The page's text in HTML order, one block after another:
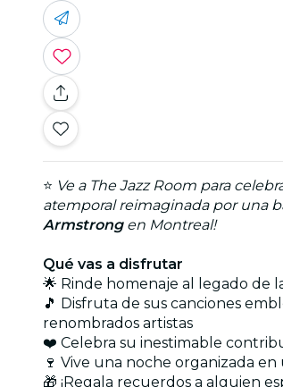
⭐ Ve a The Jazz Room para
atemporal reimaginada por una
Armstrongen Montreal!
Qué vas a disfrutar
🌟 Rinde homenaje al legado de
🎵 Disfruta de sus canciones
renombrados artistas
❤️ Celebra su inestimable
🍷 Vive una noche organizada
🎁 ¡Regala recuerdos a alguien